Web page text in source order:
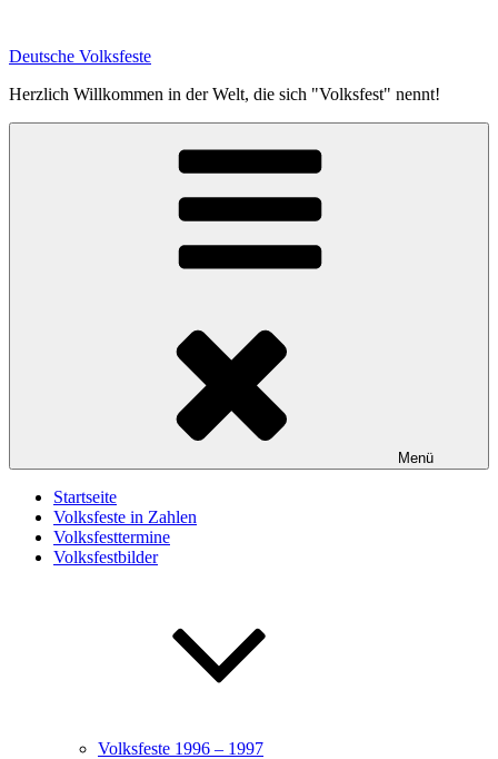
springen
Deutsche Volksfeste
Herzlich Willkommen in der Welt, die sich "Volksfest" nennt!
Menü
Startseite
Volksfeste in Zahlen
Volksfesttermine
Volksfestbilder
Volksfeste 1996 – 1997